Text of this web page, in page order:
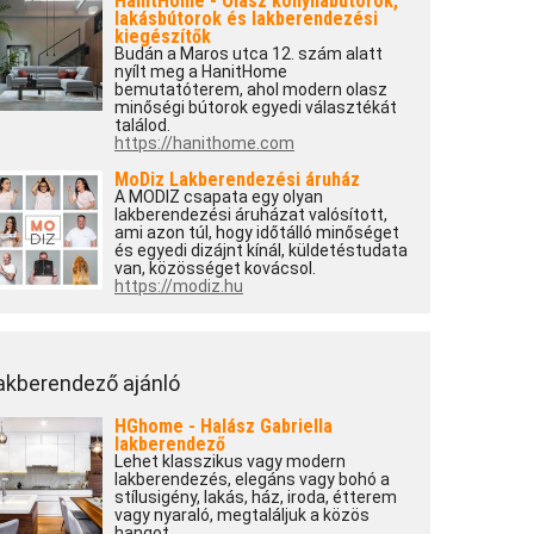
lakásbútorok és lakberendezési
kiegészítők
Budán a Maros utca 12. szám alatt
nyílt meg a HanitHome
bemutatóterem, ahol modern olasz
minőségi bútorok egyedi választékát
találod.
https://hanithome.com
MoDiz Lakberendezési áruház
A MODIZ csapata egy olyan
lakberendezési áruházat valósított,
ami azon túl, hogy időtálló minőséget
és egyedi dizájnt kínál, küldetéstudata
van, közösséget kovácsol.
https://modiz.hu
ajánló
HGhome - Halász Gabriella
lakberendező
Lehet klasszikus vagy modern
lakberendezés, elegáns vagy bohó a
stílusigény, lakás, ház, iroda, étterem
vagy nyaraló, megtaláljuk a közös